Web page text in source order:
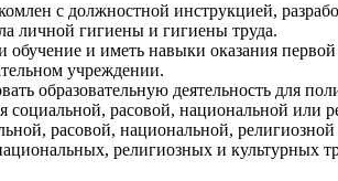
с должностной инструкцией,
личной гигиены и гигиены труда.
обучение и иметь навыки оказания
учреждении.
образовательную деятельность
социальной, расовой, национальной
расовой, национальной,
религиозных и